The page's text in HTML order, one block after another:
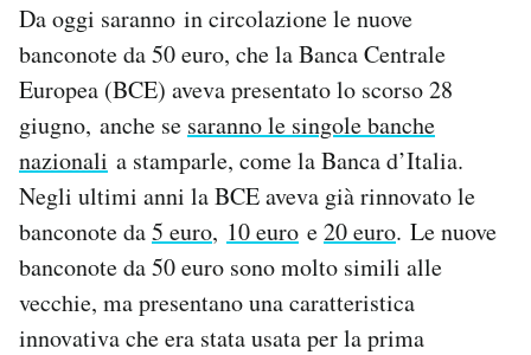
SHOP
CALENDARIO
AREA PERSONALE
Area Personale
Newsletter
Notifiche mobile
Regala il Post
Da oggi saranno in circolazione le nuove
banconote da 50 euro, che la Banca Centrale
Europea (BCE) aveva presentato lo scorso 28
giugno, anche se saranno le singole banche
nazionali a stamparle, come la Banca d’Italia.
Negli ultimi anni la BCE aveva già rinnovato le
banconote da5 euro, 10 euro e20 euro. Le nuove
banconote da 50 euro sono molto simili alle
vecchie, ma presentano una caratteristica
innovativa che era stata usata per la prima